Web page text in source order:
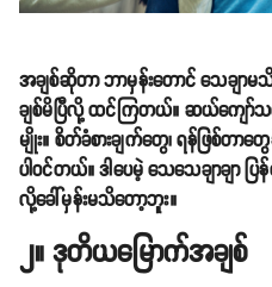
အချစ်ဆိုတာ ဘာမှန်းတောင် သေချ
ချစ်မိပြီလို့ ထင်ကြတယ်။ ဆယ်ကျော်
မျိုး။ စိတ်ခံစားချက်တွေ၊ ရန်ဖြစ်တ
ပါဝင်တယ်။ ဒါပေမဲ့ သေသေချာချာ
လို့ခေါ်မှန်းမသိတော့ဘူး။
၂။ ဒုတိယမြောက်အချစ်